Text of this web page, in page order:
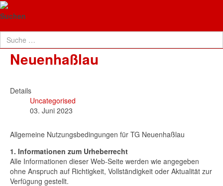
Suchen
Allgemeine
Nutzungsbedingungen für TG
Neuenhaßlau
Details
Uncategorised
03. Juni 2023
Allgemeine Nutzungsbedingungen für TG Neuenhaßlau
1. Informationen zum Urheberrecht
Alle Informationen dieser Web-Seite werden wie angegeben
ohne Anspruch auf Richtigkeit, Vollständigkeit oder Aktualität zur
Verfügung gestellt.